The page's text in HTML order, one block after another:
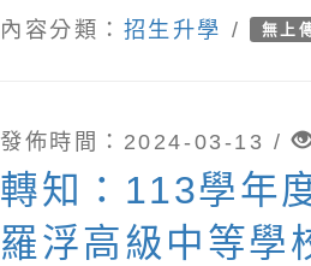
生模擬選填志願
內容分類： 招生升學 / 無上
發佈時間：2024-03-13 /
轉知：113學年
羅浮高級中等學